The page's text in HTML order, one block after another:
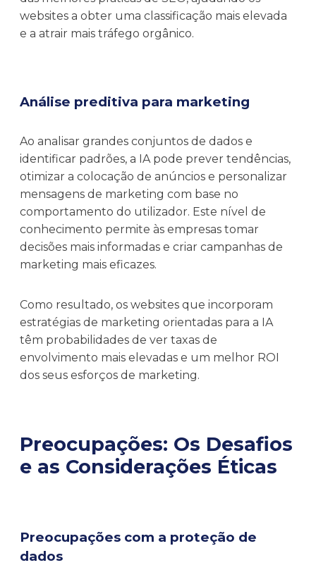
websites a obter uma classificação mais elevada
e a atrair mais tráfego orgânico.
Análise preditiva para marketing
Ao analisar grandes conjuntos de dados e
identificar padrões, a IA pode prever tendências,
otimizar a colocação de anúncios e personalizar
mensagens de marketing com base no
comportamento do utilizador. Este nível de
conhecimento permite às empresas tomar
decisões mais informadas e criar campanhas de
marketing mais eficazes.
Como resultado, os websites que incorporam
estratégias de marketing orientadas para a IA
têm probabilidades de ver taxas de
envolvimento mais elevadas e um melhor ROI
dos seus esforços de marketing.
Preocupações: Os Desafios
e as Considerações Éticas
Preocupações com a proteção de
dados